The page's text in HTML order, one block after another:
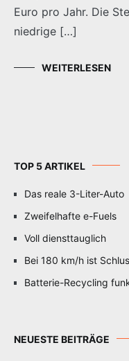
Euro pro Jahr. Die
niedrige […]
WEITERLESEN
TOP 5 ARTIKEL
Das reale 3-Liter-Auto
Zweifelhafte e-Fuels
Voll diensttauglich
Bei 180 km/h ist
Batterie-Recycling
NEUESTE BEITRÄGE